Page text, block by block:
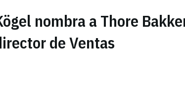
nombra a Thore
de Ventas